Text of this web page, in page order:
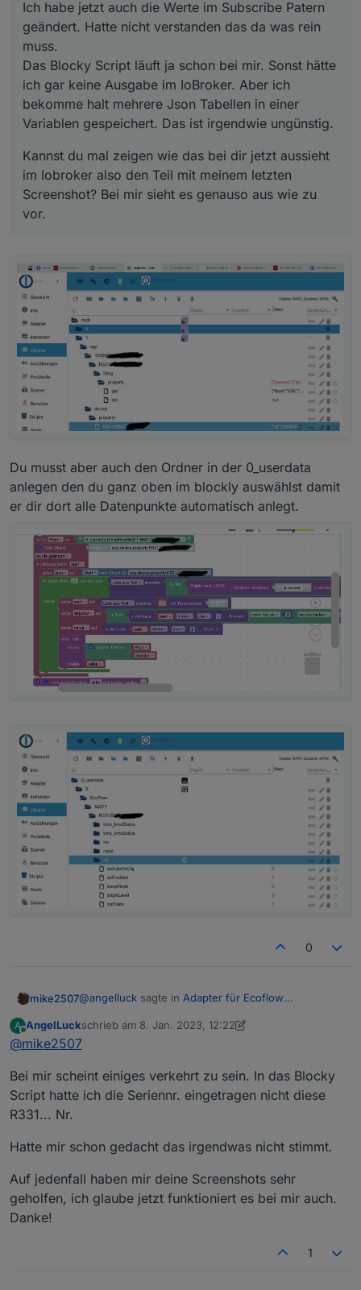
Auch ja und wichtig war noch folgende
Variablen gespeichert. Das ist irgendwie ungünstig.
Ich habe jetzt auch die Werte im Subscribe Patern
geändert. Hatte nicht verstanden das da was rein
muss.
Das Blocky Script läuft ja schon bei mir. Sonst hätte
ich gar keine Ausgabe im IoBroker. Aber ich
bekomme halt mehrere Json Tabellen in einer
Variablen gespeichert. Das ist irgendwie ungünstig.
Kannst du mal zeigen wie das bei dir jetzt aussieht
im Iobroker also den Teil mit meinem letzten
Screenshot? Bei mir sieht es genauso aus wie zu
vor.
Du musst aber auch den Ordner in der 0_userdata
anlegen den du ganz oben im blockly auswählst damit
er dir dort alle Datenpunkte automatisch anlegt.
0
mike2507@angelluck sagte in Adapter für Ecoflow
Patern geändert. Hatte nicht verstanden das da
was rein muss.
Das Blocky Script läuft ja schon bei mir. Sonst
einer Variablen gespeichert. Das ist irgendwie
Kannst du mal zeigen wie das bei dir jetzt
aussieht im Iobroker also den Teil mit meinem
damit er dir dort alle Datenpunkte automatisch
A
Offline
AngelLuckschrieb am 8. Jan. 2023, 12:22
zuletzt editiert von AngelLuck1. Aug. 2023, 13:23
@mike2507
Bei mir scheint einiges verkehrt zu sein. In das Blocky
Script hatte ich die Seriennr. eingetragen nicht diese
R331... Nr.
Hatte mir schon gedacht das irgendwas nicht stimmt.
Auf jedenfall haben mir deine Screenshots sehr
geholfen, ich glaube jetzt funktioniert es bei mir auch.
Danke!
1